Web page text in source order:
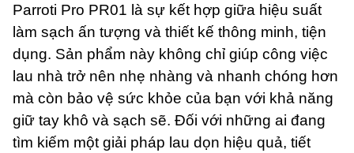
Parroti Pro PR01 là sự kết hợp giữa hiệu suất
làm sạch ấn tượng và thiết kế thông minh, tiện
dụng. Sản phẩm này không chỉ giúp công việc
lau nhà trở nên nhẹ nhàng và nhanh chóng hơn
mà còn bảo vệ sức khỏe của bạn với khả năng
giữ tay khô và sạch sẽ. Đối với những ai đang
tìm kiếm một giải pháp lau dọn hiệu quả, tiết